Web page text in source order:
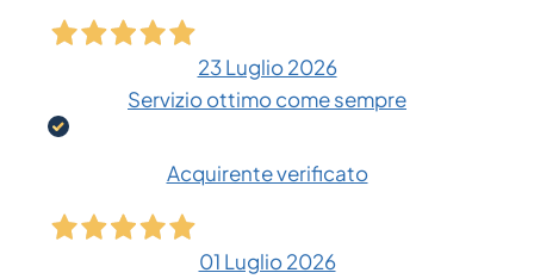
23 Luglio 2026
Servizio ottimo come sempre
Acquirente verificato
01 Luglio 2026